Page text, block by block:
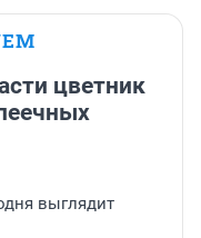
цветник
выглядит